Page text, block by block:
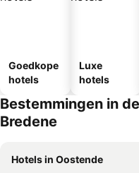
Goedkope
hotels
Luxe
hotels
Bestemmingen in
Bredene
Hotels in Oostende